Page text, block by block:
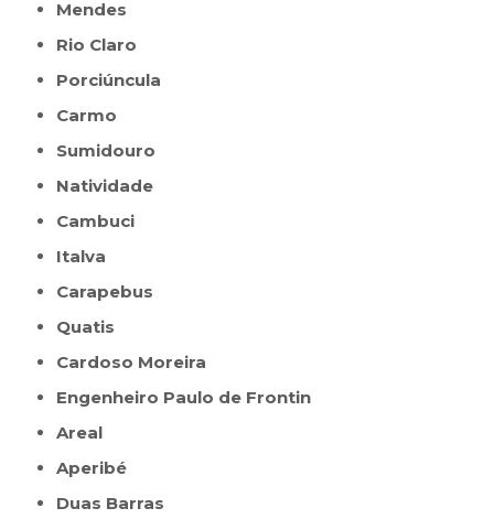
Mendes
Rio Claro
Porciúncula
Carmo
Sumidouro
Natividade
Cambuci
Italva
Carapebus
Quatis
Cardoso Moreira
Engenheiro Paulo de Frontin
Areal
Aperibé
Duas Barras